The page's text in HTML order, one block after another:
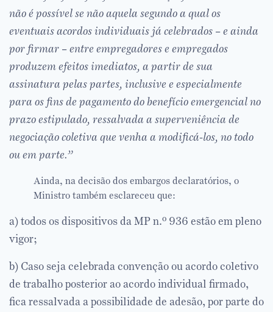
não é possível se não aquela segundo a qual os
eventuais acordos individuais já celebrados – e ainda
por firmar – entre empregadores e empregados
produzem efeitos imediatos, a partir de sua
assinatura pelas partes, inclusive e especialmente
para os fins de pagamento do benefício emergencial no
prazo estipulado, ressalvada a superveniência de
negociação coletiva que venha a modificá-los, no todo
ou em parte.”
Ainda, na decisão dos embargos declaratórios, o
Ministro também esclareceu que:
a) todos os dispositivos da MP n.º 936 estão em pleno
vigor;
b) Caso seja celebrada convenção ou acordo coletivo
de trabalho posterior ao acordo individual firmado,
fica ressalvada a possibilidade de adesão, por parte do